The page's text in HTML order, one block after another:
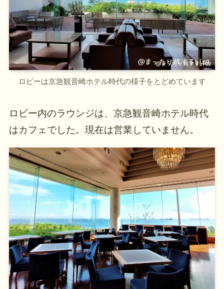
ロビーは京急観音崎ホテル時代の様子をとどめています
ロビー内のラウンジは、京急観音崎ホテル時代
はカフェでした。現在は営業していません。